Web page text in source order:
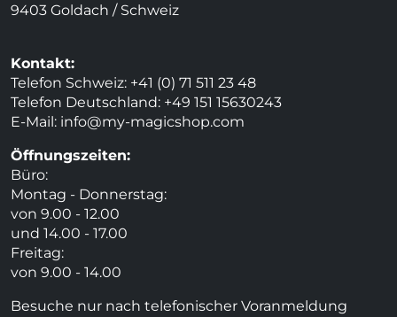
9403 Goldach / Schweiz
Kontakt:
Telefon Schweiz: +41 (0) 71 511 23 48
Telefon Deutschland: +49 151 15630243
E-Mail: info@my-magicshop.com
Öffnungszeiten:
Büro:
Montag - Donnerstag:
von 9.00 - 12.00
und 14.00 - 17.00
Freitag:
von 9.00 - 14.00
Besuche nur nach telefonischer Voranmeldung